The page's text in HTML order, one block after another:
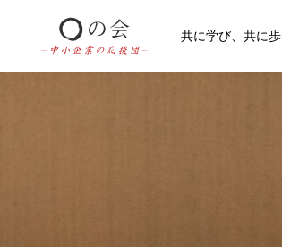
共に学び、共に